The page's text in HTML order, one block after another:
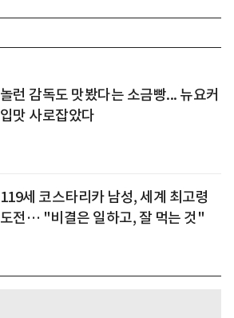
놀런 감독도 맛봤다는 소금빵... 뉴요커
입맛 사로잡았다
119세 코스타리카 남성, 세계 최고령
도전… "비결은 일하고, 잘 먹는 것"